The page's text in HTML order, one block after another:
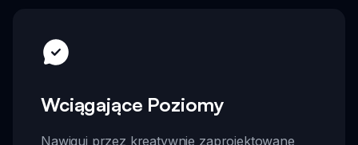
Wciągające Poziomy
Nawiguj przez kreatywnie zaprojektowane